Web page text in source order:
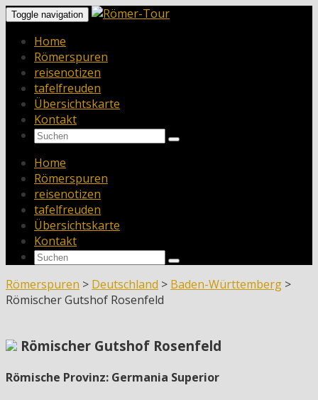
Toggle navigation
Home
Römerspuren
reisenotizen
tafelfreuden
Übersichtskarte
Kontakt
Home
Römerspuren
reisenotizen
tafelfreuden
Übersichtskarte
Kontakt
Römerspuren > Deutschland > Baden-Württemberg >
Römischer Gutshof Rosenfeld
Römischer Gutshof Rosenfeld
Römische Provinz: Germania Superior